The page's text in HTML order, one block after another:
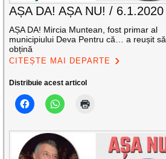
AȘA DA! AȘA NU! / 6.1.2020
AȘA DA! Mircia Muntean, fost primar al
municipiului Deva Pentru că… a reușit să
obțină
CITEȘTE MAI DEPARTE
Distribuie acest articol